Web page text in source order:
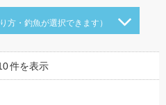
方・釣魚が選択できます）
件を表示